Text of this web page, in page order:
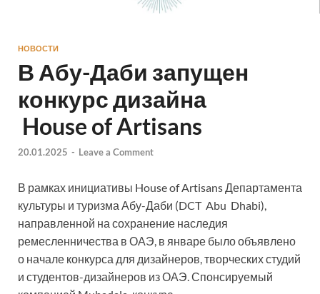
НОВОСТИ
В Абу-Даби запущен
конкурс дизайна
House of Artisans
20.01.2025 - Leave a Comment
В рамках инициативы House of Artisans Департамента
культуры и туризма Абу-Даби (DCT Abu Dhabi),
направленной на сохранение наследия
ремесленничества в ОАЭ, в январе было объявлено
о начале конкурса для дизайнеров, творческих студий
и студентов-дизайнеров из ОАЭ. Спонсируемый